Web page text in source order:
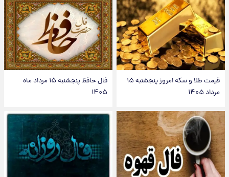
قیمت طلا و سکه امروز پنجشنبه ۱۵
مرداد ۱۴۰۵
فال حافظ پنجشنبه ۱۵ مرداد ماه
۱۴۰۵